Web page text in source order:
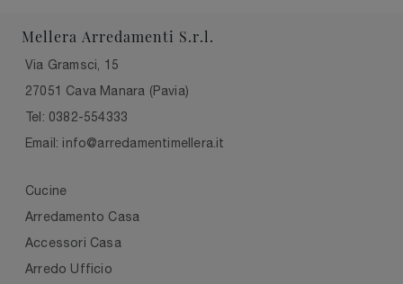
Mellera Arredamenti S.r.l.
Via Gramsci, 15
27051 Cava Manara (Pavia)
Tel: 0382-554333
Email: info@arredamentimellera.it
Cucine
Arredamento Casa
Accessori Casa
Arredo Ufficio